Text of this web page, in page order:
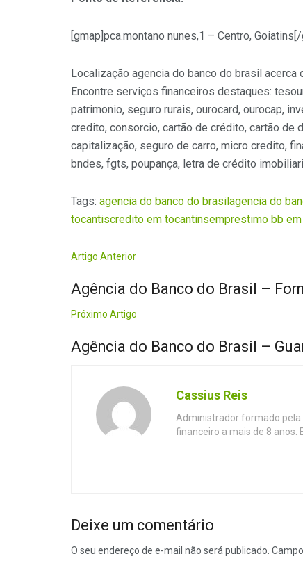
[gmap]pca.montano nunes,1 – Centro, Goiatins[/
Localização agencia do banco do brasil
Encontre serviços financeiros destaques:
patrimonio, seguro rurais, ourocard, ourocap,
credito, consorcio, cartão de crédito, cartão de
capitalização, seguro de carro, micro credito,
bndes, fgts, poupança, letra de crédito
Tags: agencia do banco do brasil agencia do
tocantiscredito em tocantinsemprestimo bb
Artigo Anterior
Agência do Banco do Brasil –
Próximo Artigo
Agência do Banco do Brasil –
Cassius Reis
Administrador formado pela
financeiro a mais de 8 anos.
Deixe um comentário
O seu endereço de e-mail não será publicado.